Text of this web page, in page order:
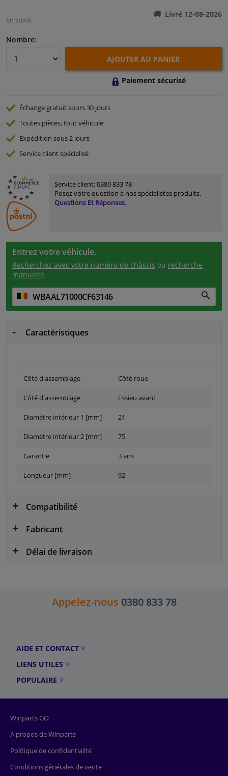
Camping-car, moto & vélo
Promotions et réductions
Capteurs & électronique
En stock
Livré 12-08-2026
Nombre:
AJOUTER AU PANIER
Paiement sécurisé
Échange gratuitsours 30 jours
Toutes pièces, tout véhicule
Expédition sous 2 jours
Serviceclient spécialisé
Service client:0380 833 78
Posez votre question à nos spécialistes produits.
Questions Et Réponses.
Entrez votre véhicule.
Recherchez avec votre numéro de châssis ou recherche
manuelle.
Caractéristiques
Côté d'assemblage Côté roue
Côté d'assemblage Essieu avant
Diamètre intérieur 1 [mm] 21
Diamètre intérieur 2 [mm] 75
Garantie 3 ans
Longueur [mm] 92
Compatibilité
Fabricant
Délai de livraison
Appelez-nous 0380 833 78
AIDE ET CONTACT
LIENS UTILES
POPULAIRE
Winparts GO
A propos de Winparts
Politique de confidentialité
Conditions générales de vente